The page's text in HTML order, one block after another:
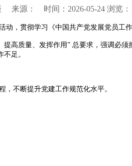
来源： 时间：2026-05-24 浏览：
，贯彻学习《中国共产党发展党员工
高质量、发挥作用” 总要求，强调必
足。
不断提升党建工作规范化水平。